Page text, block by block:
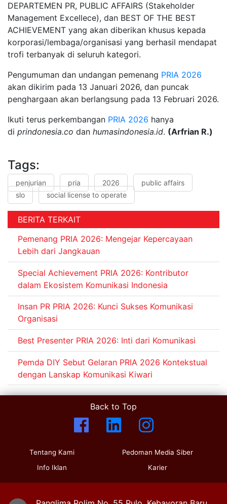
DEPARTEMEN PR, PUBLIC AFFAIRS (Stakeholder
Management Excellece), dan BEST OF THE BEST
ACHIEVEMENT yang akan diberikan khusus kepada
korporasi/lembaga/organisasi yang berhasil mendapat
trofi terbanyak di seluruh kategori.
Pengumuman dan undangan pemenang PRIA 2026
akan dikirim pada 13 Januari 2026, dan puncak
penghargaan akan berlangsung pada 13 Februari 2026.
Ikuti terus perkembangan PRIA 2026 hanya
di prindonesia.co dan humasindonesia.id. (Arfrian R.)
Tags:
penjurian pria 2026
public affairs
slo
social license to operate
BERITA TERKAIT
Pemenang PRIA 2026: Mengejar Kepercayaan
Lebih dari Jangkauan
Special Achievement PRIA 2026: Kontributor
dalam Ekosistem Komunikasi Indonesia
Insan PR PRIA 2026: Kunci Sukses Komunikasi
Organisasi
Best Presenter PRIA 2026: Inti dari Komunikasi
Pemda DIY Sebut Gelaran PRIA 2026 Kontekstual
dengan Lanskap Komunikasi Kiwari
Back to Top
Tentang Kami
Info Iklan
Pedoman Media Siber
Karier